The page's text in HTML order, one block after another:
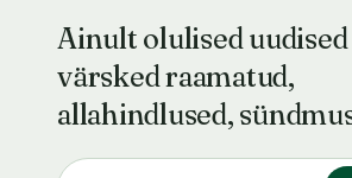
Ainult olulised
värsked raamatud,
allahindlused,